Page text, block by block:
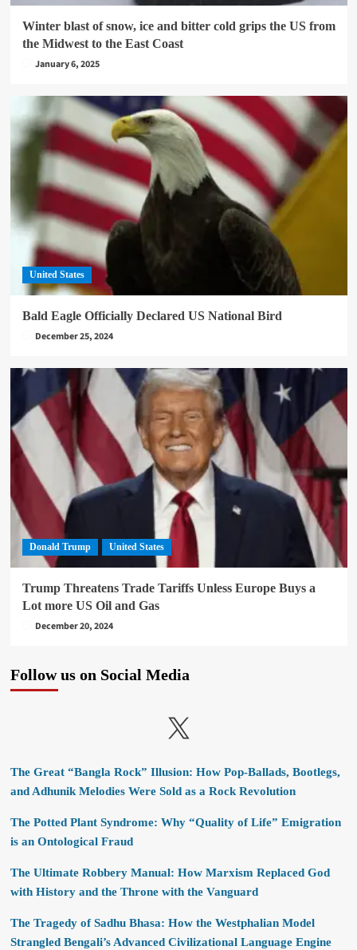
Winter blast of snow, ice and bitter cold grips the US from
the Midwest to the East Coast
January 6, 2025
United States
Bald Eagle Officially Declared US National Bird
December 25, 2024
Donald Trump United States
Trump Threatens Trade Tariffs Unless Europe Buys a
Lot more US Oil and Gas
December 20, 2024
Follow us on Social Media
X
The Great “Bangla Rock” Illusion: How Pop-Ballads, Bootlegs,
and Adhunik Melodies Were Sold as a Rock Revolution
The Potted Plant Syndrome: Why “Quality of Life” Emigration
is an Ontological Fraud
The Ultimate Robbery Manual: How Marxism Replaced God
with History and the Throne with the Vanguard
The Tragedy of Sadhu Bhasa: How the Westphalian Model
Strangled Bengali’s Advanced Civilizational Language Engine